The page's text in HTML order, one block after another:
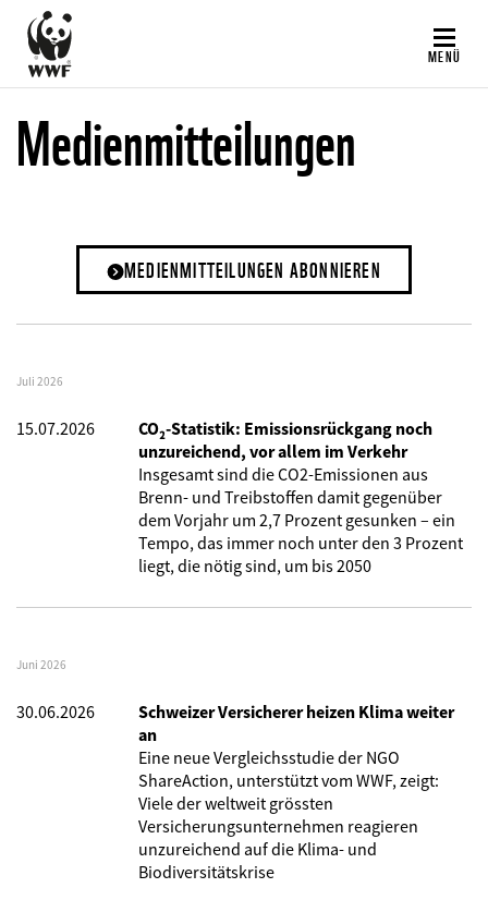
Direkt
zum
Inhalt
MENÜ
Medienmitteilungen
MEDIENMITTEILUNGEN ABONNIEREN
Juli 2026
15.07.2026
CO₂-Statistik: Emissionsrückgang noch
unzureichend, vor allem im Verkehr
Insgesamt sind die CO2-Emissionen aus
Brenn- und Treibstoffen damit gegenüber
dem Vorjahr um 2,7 Prozent gesunken – ein
Tempo, das immer noch unter den 3 Prozent
liegt, die nötig sind, um bis 2050
Juni 2026
30.06.2026
Schweizer Versicherer heizen Klima weiter
an
Eine neue Vergleichsstudie der NGO
ShareAction, unterstützt vom WWF, zeigt:
Viele der weltweit grössten
Versicherungsunternehmen reagieren
unzureichend auf die Klima- und
Biodiversitätskrise